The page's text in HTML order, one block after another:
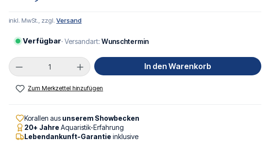
inkl. MwSt., zzgl. Versand
Verfügbar· Versandart: Wunschtermin
Produkt Anzahl: Gib den gewünschten Wert ein
In den Warenkorb
Zum Merkzettel hinzufügen
Korallen aus unserem Showbecken
20+ JahreAquaristik-Erfahrung
Lebendankunft-Garantieinklusive